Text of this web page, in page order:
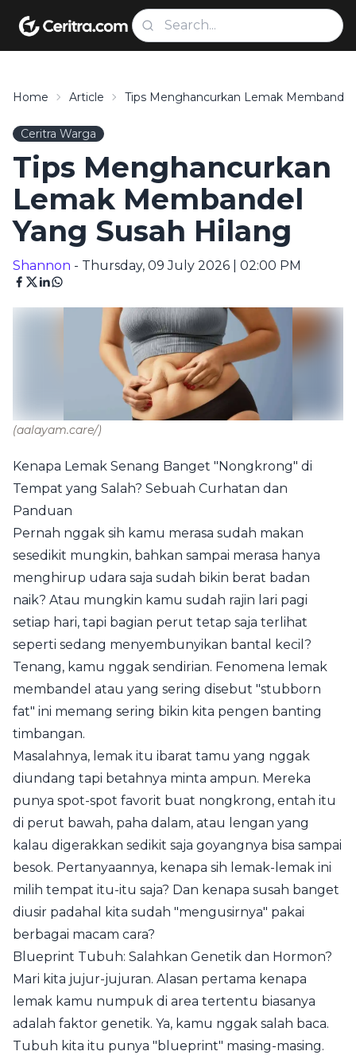
Home Article Tips Menghancurkan Lemak Membandel
Ceritra Warga
Tips Menghancurkan
Lemak Membandel
Yang Susah Hilang
Shannon - Thursday, 09 July 2026 | 02:00 PM
(aalayam.care/)
Kenapa Lemak Senang Banget "Nongkrong" di
Tempat yang Salah? Sebuah Curhatan dan
Panduan
Pernah nggak sih kamu merasa sudah makan
sesedikit mungkin, bahkan sampai merasa hanya
menghirup udara saja sudah bikin berat badan
naik? Atau mungkin kamu sudah rajin lari pagi
setiap hari, tapi bagian perut tetap saja terlihat
seperti sedang menyembunyikan bantal kecil?
Tenang, kamu nggak sendirian. Fenomena lemak
membandel atau yang sering disebut "stubborn
fat" ini memang sering bikin kita pengen banting
timbangan.
Masalahnya, lemak itu ibarat tamu yang nggak
diundang tapi betahnya minta ampun. Mereka
punya spot-spot favorit buat nongkrong, entah itu
di perut bawah, paha dalam, atau lengan yang
kalau digerakkan sedikit saja goyangnya bisa sampai
besok. Pertanyaannya, kenapa sih lemak-lemak ini
milih tempat itu-itu saja? Dan kenapa susah banget
diusir padahal kita sudah "mengusirnya" pakai
berbagai macam cara?
Blueprint Tubuh: Salahkan Genetik dan Hormon?
Mari kita jujur-jujuran. Alasan pertama kenapa
lemak kamu numpuk di area tertentu biasanya
adalah faktor genetik. Ya, kamu nggak salah baca.
Tubuh kita itu punya "blueprint" masing-masing.